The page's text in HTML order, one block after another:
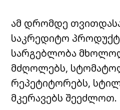
ამ დრომდე
საკრედიტო
სარგებლობა მხოლოდ
მძღოლებს,
რეპეტიტორებს,
მკერავებს შეეძლოთ.